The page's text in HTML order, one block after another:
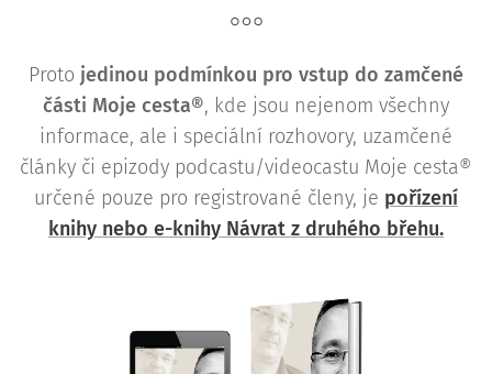
Proto jedinou podmínkou pro vstup do zamčené
části Moje cesta®, kde jsou nejenom všechny
informace, ale i speciální rozhovory, uzamčené
články či epizody podcastu/videocastu Moje cesta®
určené pouze pro registrované členy, je pořízení
knihy nebo e-knihy Návrat z druhého břehu.